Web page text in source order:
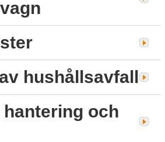
hushållsavfall
hantering och